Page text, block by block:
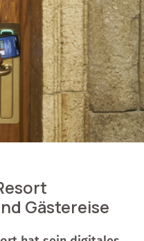
Gästereise